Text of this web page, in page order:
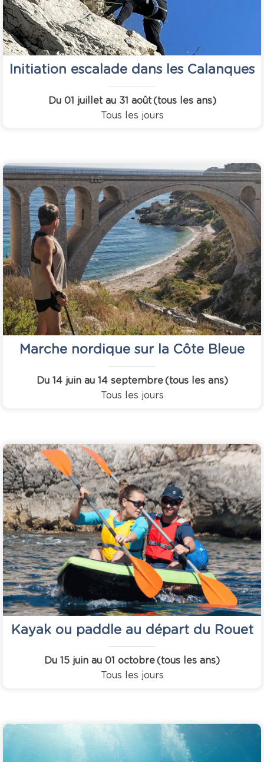
Initiation escalade dans les Calanques
Du 01 juillet au 31 août(tous les ans)
Tous les jours
Marche nordique sur la Côte Bleue
Du 14 juin au 14 septembre(tous les ans)
Tous les jours
Kayak ou paddle au départ du Rouet
Du 15 juin au 01 octobre(tous les ans)
Tous les jours